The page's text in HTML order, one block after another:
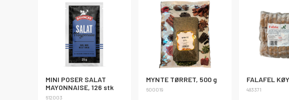
MINI POSER SALAT
MAYONNAISE, 126 stk
612003
MYNTE TØRRET, 500 g
600019
FALAFEL
483371